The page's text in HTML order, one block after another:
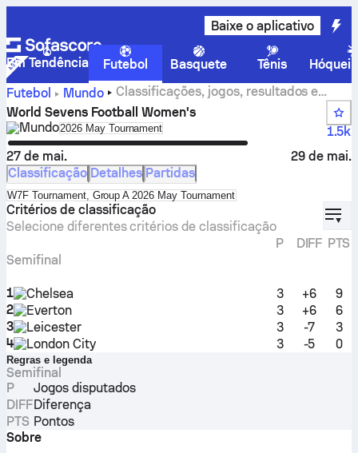
Baixe o aplicativo
Em Tendência Futebol Basquete Tênis
Hóquei
Futebol
Mundo
Classificações, jogos, resultados e
estatísticas do World Sevens Football Women's
World Sevens Football Women's
MundoSelect season in unique tournament header
2026 May Tournament
1.5k
27 de mai.
29 de mai.
Classificação Detalhes Partidas
Select standings table in tournament standings
W7F Tournament, Group A 2026 May Tournament
Critérios de classificação
Selecione diferentes critérios de classificação
P DIFF PTS
Semifinal
1 Chelsea 3 +6
9
2
Everton 3 +6
6
3
Leicester 3 -7
3
4
London City 3 -5 0
Regras e legenda
Semifinal
P
Jogos disputados
DIFFDiferença
PTS Pontos
Sobre